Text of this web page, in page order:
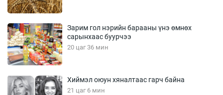
Зарим гол нэрийн барааны үнэ өмнөх
сарынхаас буурчээ
20 цаг 36 мин
Хиймэл оюун хяналтаас гарч байна
21 цаг 6 мин